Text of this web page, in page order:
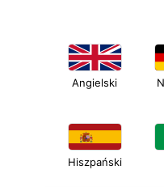
Angielski
Hiszpański